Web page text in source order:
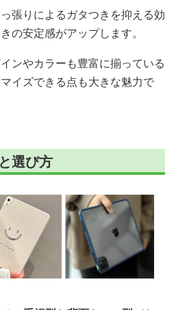
張りによるガタつきを抑える効
の安定感がアップします。
ンやカラーも豊富に揃っている
イズできる点も大きな魅力で
選び方